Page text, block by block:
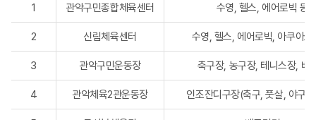
1 관악구민종합체육센터 수영, 헬스, 에어로빅 등
2 신림체육센터 수영, 헬스, 에어로빅, 아쿠아로
3 관악구민운동장 축구장, 농구장, 테니스장, 배
4 관악체육2관운동장 인조잔디구장(축구, 풋살, 야구